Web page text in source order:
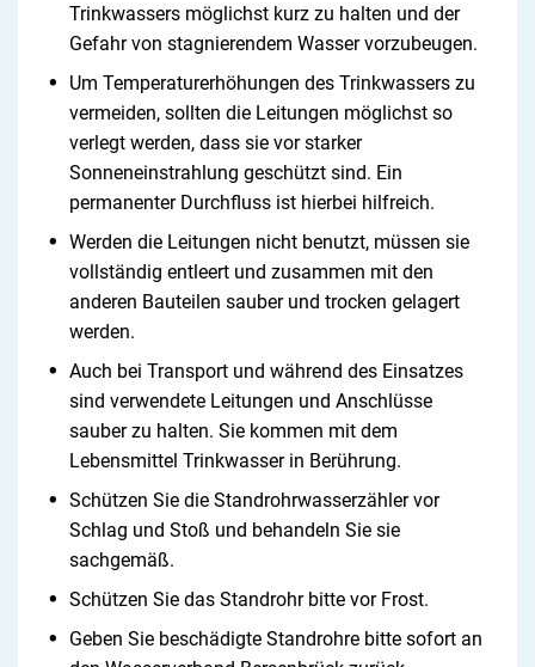
Trinkwassers möglichst kurz zu halten und der
Gefahr von stagnierendem Wasser vorzubeugen.
Um Temperaturerhöhungen des Trinkwassers zu
vermeiden, sollten die Leitungen möglichst so
verlegt werden, dass sie vor starker
Sonneneinstrahlung geschützt sind. Ein
permanenter Durchfluss ist hierbei hilfreich.
Werden die Leitungen nicht benutzt, müssen sie
vollständig entleert und zusammen mit den
anderen Bauteilen sauber und trocken gelagert
werden.
Auch bei Transport und während des Einsatzes
sind verwendete Leitungen und Anschlüsse
sauber zu halten. Sie kommen mit dem
Lebensmittel Trinkwasser in Berührung.
Schützen Sie die Standrohrwasserzähler vor
Schlag und Stoß und behandeln Sie sie
sachgemäß.
Schützen Sie das Standrohr bitte vor Frost.
Geben Sie beschädigte Standrohre bitte sofort an